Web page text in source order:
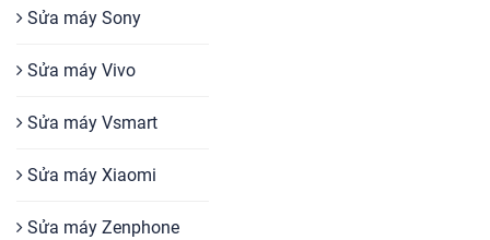
Sửa máy Sony
Sửa máy Vivo
Sửa máy Vsmart
Sửa máy Xiaomi
Sửa máy Zenphone